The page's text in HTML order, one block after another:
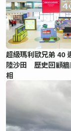
超級瑪利歐兄弟 40
陸沙田 歷史回顧牆
相